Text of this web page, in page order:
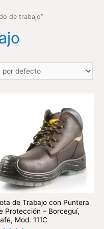
de trabajo”
de Trabajo con Puntera
Protección – Borceguí,
Mod. 111C